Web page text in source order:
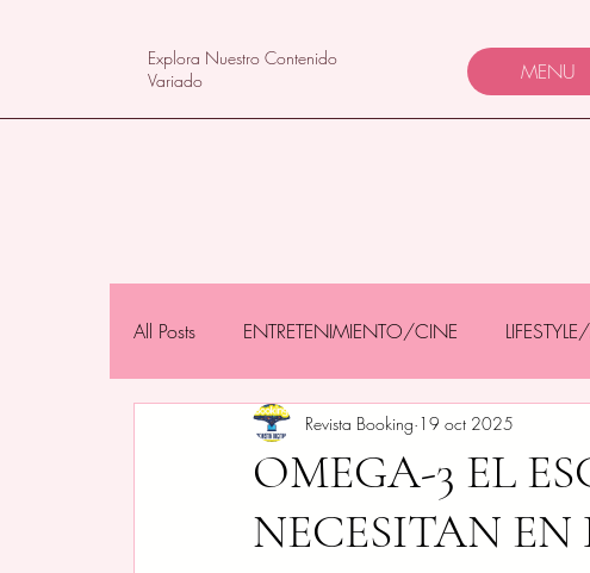
Explora Nuestro Contenido
Variado
MENU
All Posts ENTRETENIMIENTO/CINE
NEGOCIOS/TECNOLOGÍA MAMÁS Y BEBÉS
OMEGA-3 EL
NECESITAN
Revista Booking 19 oct 2025